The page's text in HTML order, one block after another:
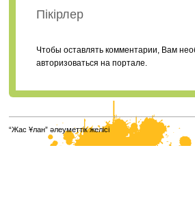
Пікірлер
Чтобы оставлять комментарии, Вам
авторизоваться на портале.
“Жас Ұлан” әлеуметтік желісі